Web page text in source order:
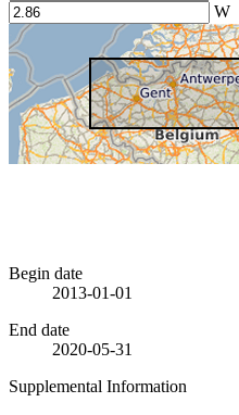
W
Begin date
2013-01-01
End date
2020-05-31
Supplemental Information